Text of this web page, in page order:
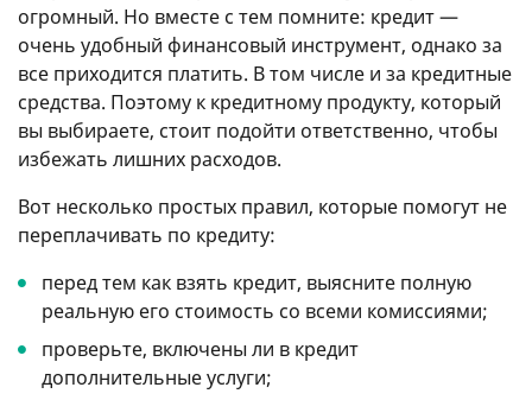
огромный. Но вместе с тем помните: кредит —
очень удобный финансовый инструмент, однако за
все приходится платить. В том числе и за кредитные
средства. Поэтому к кредитному продукту, который
вы выбираете, стоит подойти ответственно, чтобы
избежать лишних расходов.
Вот несколько простых правил, которые помогут не
переплачивать по кредиту:
перед тем как взять кредит, выясните полную
реальную его стоимость со всеми комиссиями;
проверьте, включены ли в кредит
дополнительные услуги;